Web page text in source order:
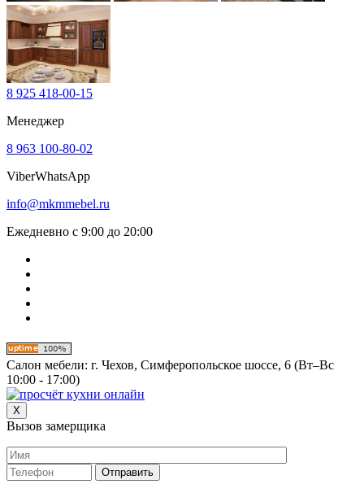
8 925 418-00-15
Менеджер
8 963 100-80-02
ViberWhatsApp
info@mkmmebel.ru
Ежедневно с 9:00 до 20:00
Салон мебели: г. Чехов, Симферопольское шоссе, 6 (Вт–Вс
10:00 - 17:00)
X
Вызов замерщика